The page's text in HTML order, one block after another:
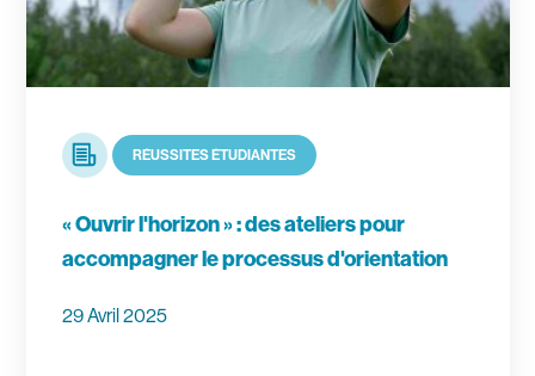
« Ouvrir l'horizon » : des ateliers pour
accompagner le processus d'orientation
Article RÉUSSITES ÉTUDIANTES
29 Avril 2025